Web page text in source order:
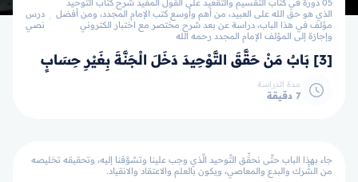
05 دورة في كتاب التقسيم والتقعيد على القول المفيد شرح كتاب التوحيد
الذي هو حق الله على العبيد، من أهم وأوسع كتب الإمام المجدد، ومن أفضل
مؤلف في هذا الباب، دراسة عن بعد شرح مختصر مع اختبار الكتروني
وإجازة إلى المؤلف الإمام المجدد رحمه الله
درس
نصي
[3] بَابٌ مَنْ حَقَّقَ التَّوْحِيدَ دَخَلَ الْجَنَّةَ بِغَيْرِ حِسَابٍ
مدة الدراسة
7 دقيقة
جاء بهذا الباب حتَّى نحقِّق التَّوحيد الَّذي وجب علينا وتشوَّقنا إليه، وتحقيقه تخليصه
من الشِّرك والبدع والمعاصي، ويكون بالعلم والاعتقاد والانقياد.